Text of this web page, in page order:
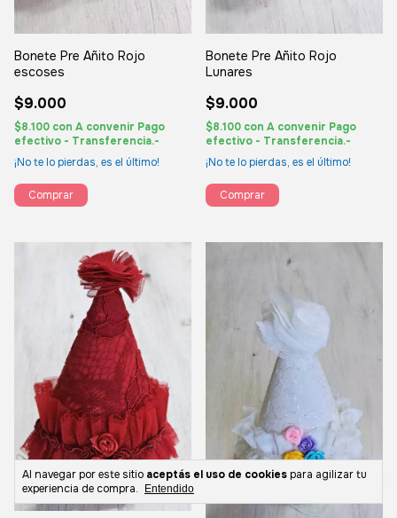
Al navegar por este sitio aceptás el uso de cookies para agilizar tu
experiencia de compra.
Entendido
Bonete Pre Añito Rojo
escoses
$9.000
$8.100 con A convenir Pago
efectivo - Transferencia.-
¡No te lo pierdas, es el último!
Comprar
Bonete Pre Añito Rojo
Lunares
$9.000
$8.100 con A convenir Pago
efectivo - Transferencia.-
¡No te lo pierdas, es el último!
Comprar